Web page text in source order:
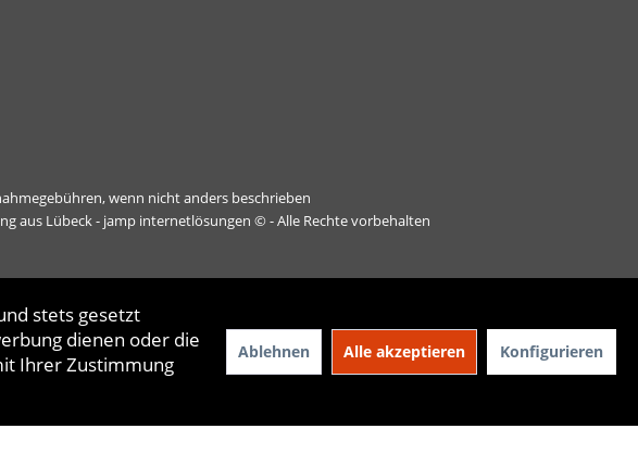
wenn nicht anders beschrieben
aus Lübeck - jamp internetlösungen © - Alle Rechte vorbehalten
stets gesetzt
dienen oder die
Ihrer Zustimmung
Ablehnen Alle akzeptieren Konfigurieren